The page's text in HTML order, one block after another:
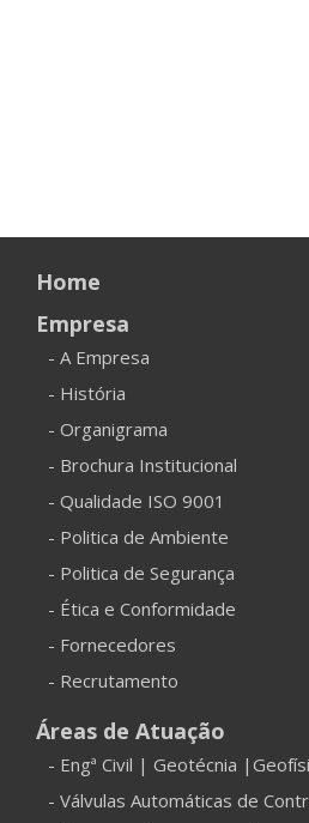
Home
Empresa
- A Empresa
- História
- Organigrama
- Brochura Institucional
- Qualidade ISO 9001
- Politica de Ambiente
- Politica de Segurança
- Ética e Conformidade
- Fornecedores
- Recrutamento
Áreas de Atuação
- Engª Civil | Geotécnia
- Válvulas Automáticas de